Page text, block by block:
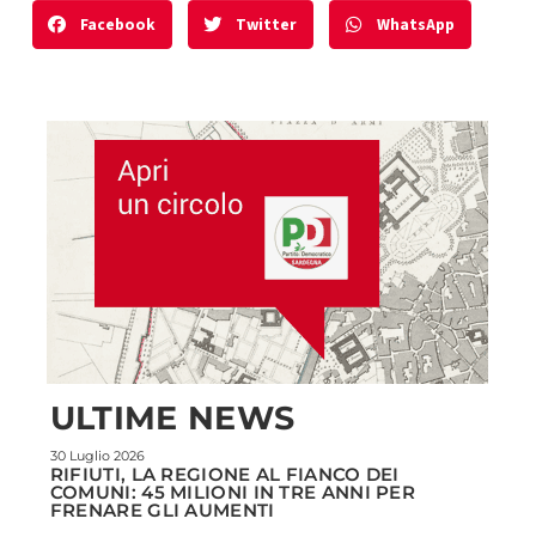
Facebook Twitter WhatsApp
ULTIME NEWS
30 Luglio 2026
RIFIUTI, LA REGIONE AL FIANCO DEI
COMUNI: 45 MILIONI IN TRE ANNI PER
FRENARE GLI AUMENTI